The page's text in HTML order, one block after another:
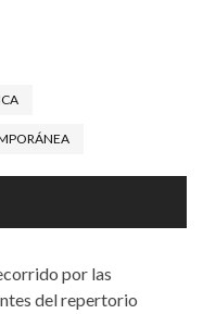
por las
del repertorio